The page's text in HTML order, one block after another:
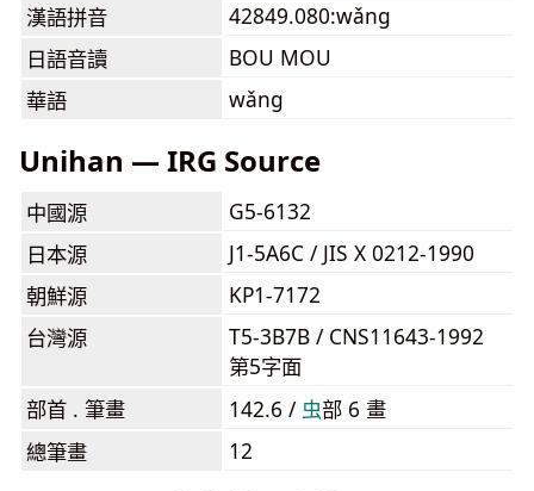
漢語拼音
42849.080:wǎng
日語音讀
BOU MOU
華語
wǎng
Unihan — IRG Source
中國源
G5-6132
日本源
J1-5A6C / JIS X 0212-1990
朝鮮源
KP1-7172
台灣源
T5-3B7B / CNS11643-1992
第5字面
部首 . 筆畫
142.6 / ⾍部 6 畫
總筆畫
12